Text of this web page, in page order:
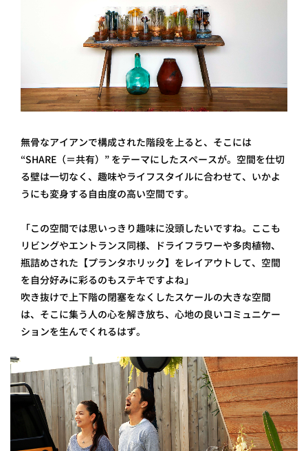
無骨なアイアンで構成された階段を上ると、そこには
“SHARE（＝共有）” をテーマにしたスペースが。空間を仕切
る壁は一切なく、趣味やライフスタイルに合わせて、いかよ
うにも変身する自由度の高い空間です。
「この空間では思いっきり趣味に没頭したいですね。ここも
リビングやエントランス同様、ドライフラワーや多肉植物、
瓶詰めされた【プランタホリック】をレイアウトして、空間
を自分好みに彩るのもステキですよね」
吹き抜けで上下階の閉塞をなくしたスケールの大きな空間
は、そこに集う人の心を解き放ち、心地の良いコミュニケー
ションを生んでくれるはず。